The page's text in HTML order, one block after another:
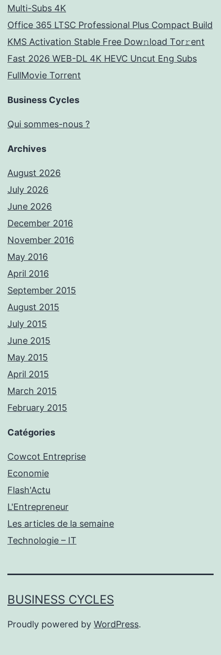
Multi-Subs 4K
Office 365 LTSC Professional Plus Compact Build
KMS Activation Stable Frее Dow𝚗load Tоr𝚛ent
Fast 2026 WEB-DL 4K HEVC Uncut Eng Subs
FullMov𝗂e Torrent
Business Cycles
Qui sommes-nous ?
Archives
August 2026
July 2026
June 2026
December 2016
November 2016
May 2016
April 2016
September 2015
August 2015
July 2015
June 2015
May 2015
April 2015
March 2015
February 2015
Catégories
Cowcot Entreprise
Economie
Flash'Actu
L'Entrepreneur
Les articles de la semaine
Technologie – IT
BUSINESS CYCLES
Proudly powered by WordPress.